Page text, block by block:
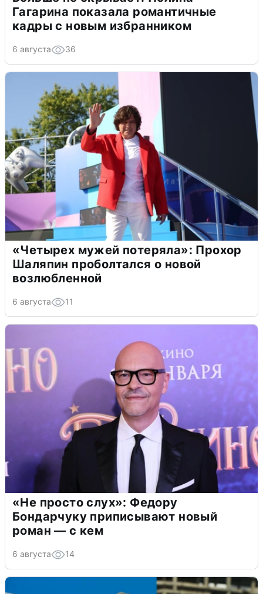
Гагарина показала романтичные
кадры с новым избранником
6 августа 36
«Четырех мужей потеряла»: Прохор
Шаляпин проболтался о новой
возлюбленной
6 августа 11
«Не просто слух»: Федору
Бондарчуку приписывают новый
роман — с кем
6 августа 14